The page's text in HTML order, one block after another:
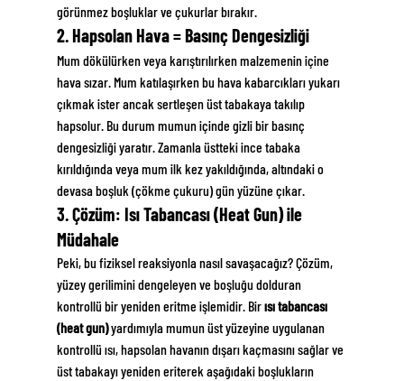
görünmez boşluklar ve çukurlar bırakır.
2. Hapsolan Hava = Basınç Dengesizliği
Mum dökülürken veya karıştırılırken malzemenin içine
hava sızar. Mum katılaşırken bu hava kabarcıkları yukarı
çıkmak ister ancak sertleşen üst tabakaya takılıp
hapsolur. Bu durum mumun içinde gizli bir basınç
dengesizliği yaratır. Zamanla üstteki ince tabaka
kırıldığında veya mum ilk kez yakıldığında, altındaki o
devasa boşluk (çökme çukuru) gün yüzüne çıkar.
3. Çözüm: Isı Tabancası (Heat Gun) ile
Müdahale
Peki, bu fiziksel reaksiyonla nasıl savaşacağız? Çözüm,
yüzey gerilimini dengeleyen ve boşluğu dolduran
kontrollü bir yeniden eritme işlemidir. Bir ısı tabancası
(heat gun) yardımıyla mumun üst yüzeyine uygulanan
kontrollü ısı, hapsolan havanın dışarı kaçmasını sağlar ve
üst tabakayı yeniden eriterek aşağıdaki boşlukların